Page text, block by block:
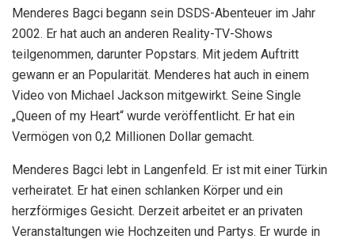
Menderes Bagci begann sein DSDS-Abenteuer im Jahr
2002. Er hat auch an anderen Reality-TV-Shows
teilgenommen, darunter Popstars. Mit jedem Auftritt
gewann er an Popularität. Menderes hat auch in einem
Video von Michael Jackson mitgewirkt. Seine Single
„Queen of my Heart“ wurde veröffentlicht. Er hat ein
Vermögen von 0,2 Millionen Dollar gemacht.
Menderes Bagci lebt in Langenfeld. Er ist mit einer Türkin
verheiratet. Er hat einen schlanken Körper und ein
herzförmiges Gesicht. Derzeit arbeitet er an privaten
Veranstaltungen wie Hochzeiten und Partys. Er wurde in